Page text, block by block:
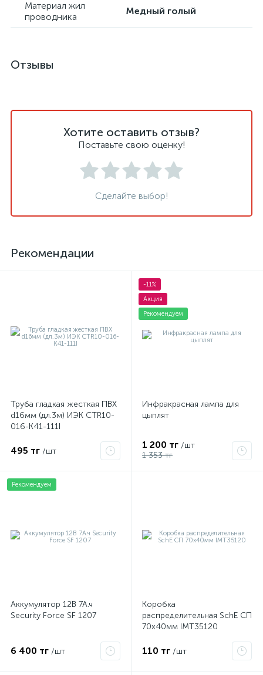
Материал жил
проводника
Медный голый
Отзывы
Хотите оставить отзыв?
Поставьте свою оценку!
Сделайте выбор!
Рекомендации
Труба гладкая жесткая ПВХ
d16мм (дл.3м) ИЭК CTR10-
016-K41-111I
495 тг /шт
-11%
Акция
Рекомендуем
Инфракрасная лампа для
цыплят
1 200 тг /шт
1 353 тг
Рекомендуем
Аккумулятор 12В 7А.ч
Security Force SF 1207
6 400 тг /шт
Коробка
распределительная SchE СП
70х40мм IMT35120
110 тг /шт